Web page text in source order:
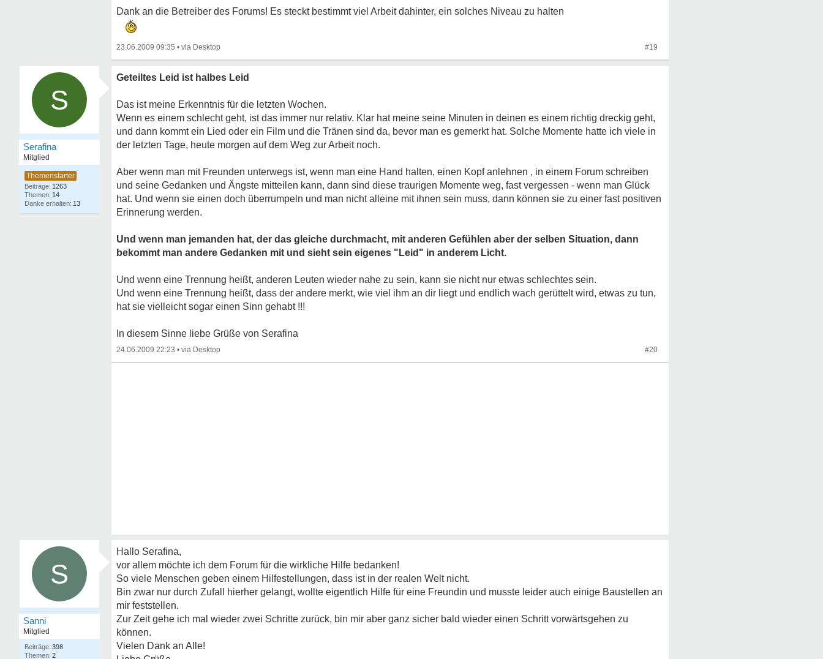
Dank an die Betreiber des Forums! Es steckt bestimmt viel Arbeit dahinter, ein solches Niveau zu halten
23.06.2009 09:35 • #19
S
Serafina
Mitglied
1263
14
13
Geteiltes Leid ist halbes Leid
Das ist meine Erkenntnis für die letzten Wochen.
Wenn es einem schlecht geht, ist das immer nur relativ. Klar hat meine seine Minuten in deinen es einem richtig dreckig geht,
und dann kommt ein Lied oder ein Film und die Tränen sind da, bevor man es gemerkt hat. Solche Momente hatte ich viele in
der letzten Tage, heute morgen auf dem Weg zur Arbeit noch.
Aber wenn man mit Freunden unterwegs ist, wenn man eine Hand halten, einen Kopf anlehnen , in einem Forum schreiben
und seine Gedanken und Ängste mitteilen kann, dann sind diese traurigen Momente weg, fast vergessen - wenn man Glück
hat. Und wenn sie einen doch überrumpeln und man nicht alleine mit ihnen sein muss, dann können sie zu einer fast positiven
Erinnerung werden.
Und wenn man jemanden hat, der das gleiche durchmacht, mit anderen Gefühlen aber der selben Situation, dann
bekommt man andere Gedanken mit und sieht sein eigenes "Leid" in anderem Licht.
Und wenn eine Trennung heißt, anderen Leuten wieder nahe zu sein, kann sie nicht nur etwas schlechtes sein.
Und wenn eine Trennung heißt, dass der andere merkt, wie viel ihm an dir liegt und endlich wach gerüttelt wird, etwas zu tun,
hat sie vielleicht sogar einen Sinn gehabt !!!
In diesem Sinne liebe Grüße von Serafina
24.06.2009 22:23 • #20
S
Sanni
Mitglied
398
2
Hallo Serafina,
vor allem möchte ich dem Forum für die wirkliche Hilfe bedanken!
So viele Menschen geben einem Hilfestellungen, dass ist in der realen Welt nicht.
Bin zwar nur durch Zufall hierher gelangt, wollte eigentlich Hilfe für eine Freundin und musste leider auch einige Baustellen an
mir feststellen.
Zur Zeit gehe ich mal wieder zwei Schritte zurück, bin mir aber ganz sicher bald wieder einen Schritt vorwärtsgehen zu
können.
Vielen Dank an Alle!